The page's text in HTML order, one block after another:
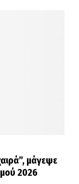
μάγεψε
2026